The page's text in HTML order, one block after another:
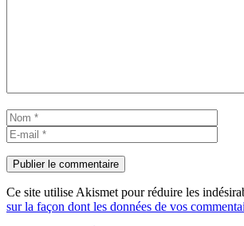
Nom
mail
Ce site utilise Akismet pour réduire les
sur la façon dont les données de vos